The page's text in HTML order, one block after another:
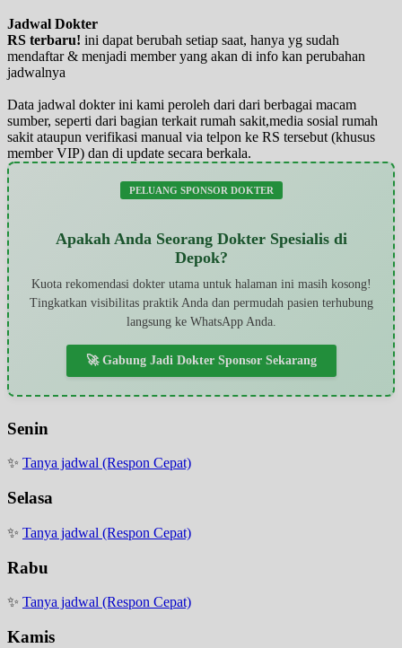
Jadwal Dokter
RS terbaru! ini dapat berubah setiap saat, hanya yg sudah
mendaftar & menjadi member yang akan di info kan perubahan
jadwalnya
Data jadwal dokter ini kami peroleh dari dari berbagai macam
sumber, seperti dari bagian terkait rumah sakit,media sosial rumah
sakit ataupun verifikasi manual via telpon ke RS tersebut (khusus
member VIP) dan di update secara berkala.
PELUANG SPONSOR DOKTER
Apakah Anda Seorang Dokter Spesialis di
Depok?
Kuota rekomendasi dokter utama untuk halaman ini masih kosong!
Tingkatkan visibilitas praktik Anda dan permudah pasien terhubung
langsung ke WhatsApp Anda.
🚀 Gabung Jadi Dokter Sponsor Sekarang
Senin
✨ Tanya jadwal (Respon Cepat)
Selasa
✨ Tanya jadwal (Respon Cepat)
Rabu
✨ Tanya jadwal (Respon Cepat)
Kamis